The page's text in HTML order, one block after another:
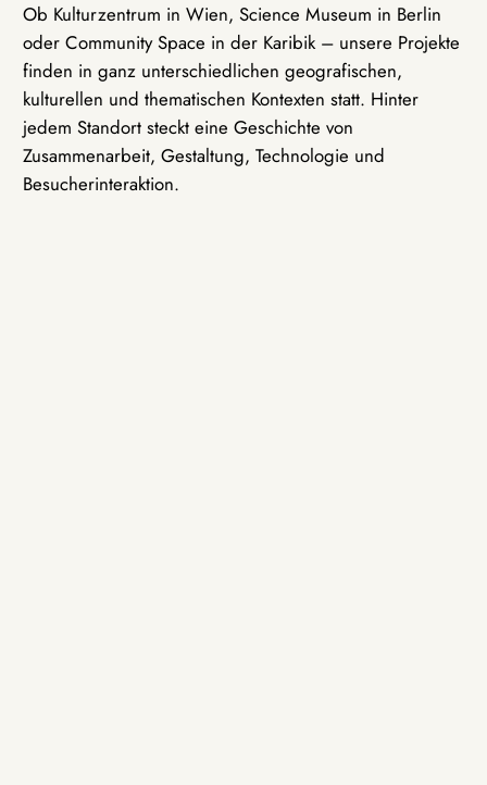
Ob Kulturzentrum in Wien, Science Museum in Berlin
oder Community Space in der Karibik – unsere Projekte
finden in ganz unterschiedlichen geografischen,
kulturellen und thematischen Kontexten statt. Hinter
jedem Standort steckt eine Geschichte von
Zusammenarbeit, Gestaltung, Technologie und
Besucherinteraktion.